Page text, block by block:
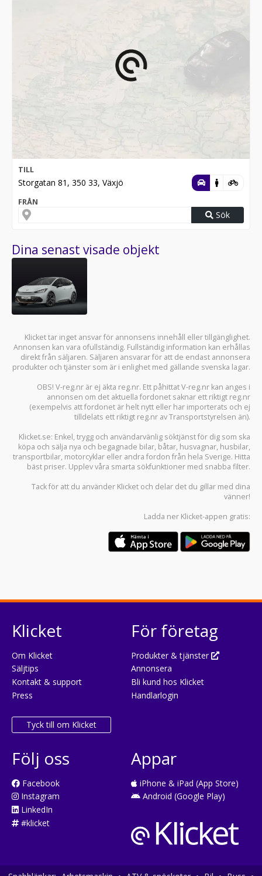
TILL
Storgatan 81, 350 33, Växjö
FRÅN
Sök
Dina senast visade objekt
Klicket tar inget ansvar för annonsens innehåll eller tillgänglighet.
Annonsen kan vara ofullständig. Fullständig information kan erhållas
direkt från säljaren. Säljaren ansvarar för att de endast annonsera
produkter och tjänster som är i enlighet med gällande svenska lagar.
OBS! V-reg.nr är ej äkta reg.nr. Ett påhittat V-reg.nr kan anges i
annonsen om det aktuella fordonet saknar ett riktigt reg.nr
(exempelvis att fordonet är helt nytt eller har importerats och ej
tilldelats ett riktigt reg.nr av Transportstyrelsen än).
Klicket.se: Enkel, trygg och användarvänlig söktjänst för dig som ska
köpa och sälja nya och begagnade bilar, båtar, husvagnar, husbilar,
transportbilar, motorcyklar eller andra fordon från hela Sverige. Hitta
bäst priser. Upplev våra smarta sökfunktioner med snabba filter.
Tack för att du använder Klicket och delar det du gillar med dina
vänner!
Ladda ner Klicket-appen gratis:
Klicket
Om Klicket
Säljtips
Kontakt & support
Press
Tyck till om Klicket
För företag
Produkter & tjänster
Annonsera
Bli kund hos Klicket
Handlarlogin
Följ oss
Facebook
Instagram
LinkedIn
#klicket
Appar
iPhone & iPad (App Store)
Android (Google Play)